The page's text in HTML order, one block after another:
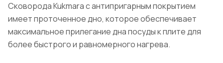
Сковорода Kukmara с антипригарным покрытием
имеет проточенное дно, которое обеспечивает
максимальное прилегание дна посуды к плите для
более быстрого и равномерного нагрева.